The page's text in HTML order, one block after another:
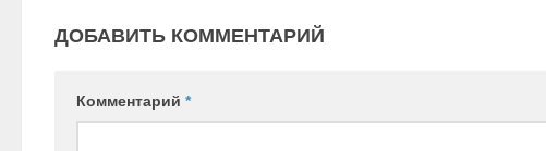
ДОБАВИТЬ КОММЕНТАРИЙ
Комментарий *